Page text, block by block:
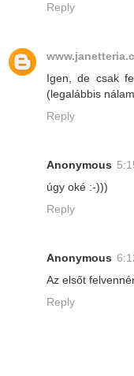
Reply
Igen, de csak
(legalábbis
Reply
Anonymous
úgy oké :-)))
Reply
Anonymous
Az elsőt
Reply